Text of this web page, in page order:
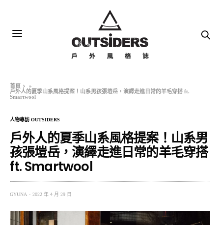
首頁
»
戶外人的夏季山系風格提案！山系男孩張塏岳，演繹走進日常的羊毛穿搭 ft.
Smartwool
人物專訪 OUTSIDERS
戶外人的夏季山系風格提案！山系男
孩張塏岳，演繹走進日常的羊毛穿搭
ft. Smartwool
GYUNA 2022 年 4 月 29 日